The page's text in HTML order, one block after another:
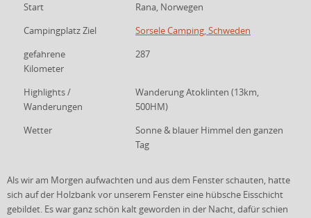
Start
Rana, Norwegen
Campingplatz Ziel
Sorsele Camping, Schweden
gefahrene
Kilometer
287
Highlights /
Wanderungen
Wanderung Atoklinten (13km,
500HM)
Wetter
Sonne & blauer Himmel den ganzen
Tag
Als wir am Morgen aufwachten und aus dem Fenster schauten, hatte
sich auf der Holzbank vor unserem Fenster eine hübsche Eisschicht
gebildet. Es war ganz schön kalt geworden in der Nacht, dafür schien